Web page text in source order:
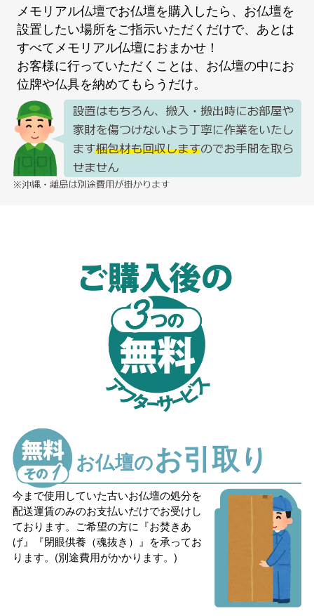
メモリアル仏壇でお仏壇を購入したら、お仏壇を
設置したい場所をご指示いただくだけで、あとは
すべてメモリアル仏壇におまかせ！
お客様に行っていただくことは、お仏壇の中にお
位牌や仏具を納めてもらうだけ。
お仏壇のお引取り
今まで使用していた古いお仏壇の処分を
配送運賃のみのお支払いだけでお受けし
ております。ご希望の方に『お焚きあ
げ』『閉眼供養（魂抜き）』を承ってお
ります。(別途費用がかかります。)